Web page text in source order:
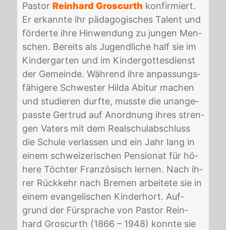
Pas­tor Reinhard Groscurth kon­fir­miert.
Er er­kann­te ihr päd­ago­gi­sches Ta­lent und
för­der­te ihre Hin­wen­dung zu jun­gen Men­
schen. Be­reits als Ju­gend­li­che half sie im
Kin­der­gar­ten und im Kin­der­got­tes­dienst
der Ge­mein­de. Wäh­rend ihre an­pas­sungs­
fä­hi­ge­re Schwes­ter Hil­da Ab­itur ma­chen
und stu­die­ren durf­te, muss­te die un­an­ge­
pass­te Ger­trud auf An­ord­nung ih­res stren­
gen Va­ters mit dem Re­al­schul­ab­schluss
die Schu­le ver­las­sen und ein Jahr lang in
ei­nem schwei­ze­ri­schen Pen­sio­nat für hö­
he­re Töch­ter Fran­zö­sisch ler­nen. Nach ih­
rer Rück­kehr nach Bre­men ar­bei­te­te sie in
ei­nem evan­ge­li­schen Kin­der­hort. Auf­
grund der Für­spra­che von Pas­tor Rein­
hard Gros­curth (1866 – 1948) konn­te sie